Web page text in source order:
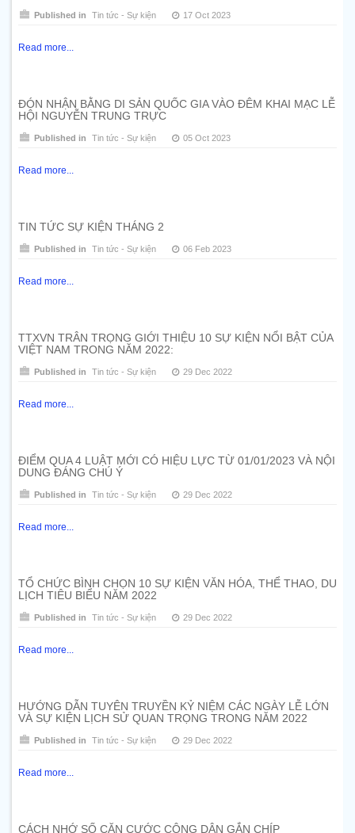
Published in Tin tức - Sự kiện 17 Oct 2023
Read more...
ĐÓN NHẬN BẰNG DI SẢN QUỐC GIA VÀO ĐÊM KHAI MẠC LỄ
HỘI NGUYỄN TRUNG TRỰC
Published in Tin tức - Sự kiện 05 Oct 2023
Read more...
TIN TỨC SỰ KIỆN THÁNG 2
Published in Tin tức - Sự kiện 06 Feb 2023
Read more...
TTXVN TRÂN TRỌNG GIỚI THIỆU 10 SỰ KIỆN NỔI BẬT CỦA
VIỆT NAM TRONG NĂM 2022:
Published in Tin tức - Sự kiện 29 Dec 2022
Read more...
ĐIỂM QUA 4 LUẬT MỚI CÓ HIỆU LỰC TỪ 01/01/2023 VÀ NỘI
DUNG ĐÁNG CHÚ Ý
Published in Tin tức - Sự kiện 29 Dec 2022
Read more...
TỔ CHỨC BÌNH CHỌN 10 SỰ KIỆN VĂN HÓA, THỂ THAO, DU
LỊCH TIÊU BIỂU NĂM 2022
Published in Tin tức - Sự kiện 29 Dec 2022
Read more...
HƯỚNG DẪN TUYÊN TRUYỀN KỶ NIỆM CÁC NGÀY LỄ LỚN
VÀ SỰ KIỆN LỊCH SỬ QUAN TRỌNG TRONG NĂM 2022
Published in Tin tức - Sự kiện 29 Dec 2022
Read more...
CÁCH NHỚ SỐ CĂN CƯỚC CÔNG DÂN GẮN CHÍP